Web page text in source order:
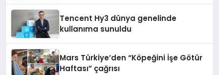
Tencent Hy3 dünya genelinde
kullanıma sunuldu
Mars Türkiye’den “Köpeğini İşe Götür
Haftası” çağrısı